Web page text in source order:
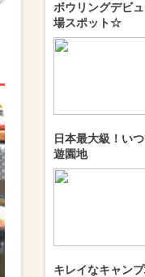
ボウリングデビ
場スポット☆
日本最大級！い
遊園地
キレイなキャン